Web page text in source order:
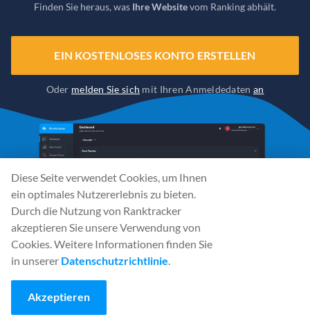
Finden Sie heraus, was Ihre Websitevom Ranking abhält.
EIN KOSTENLOSES KONTO ERSTELLEN
Oder melden Sie sich mit Ihren Anmeldedaten an
Diese Seite verwendet Cookies, um Ihnen
ein optimales Nutzererlebnis zu bieten.
Durch die Nutzung von Ranktracker
akzeptieren Sie unsere Verwendung von
Cookies. Weitere Informationen finden Sie
in unserer Datenschutzrichtlinie.
Akzeptieren